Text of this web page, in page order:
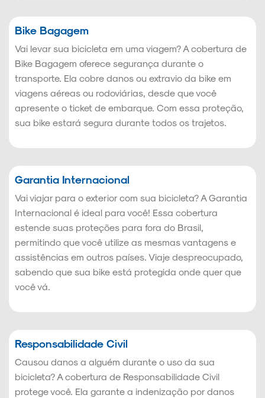
Bike Bagagem
Vai levar sua bicicleta em uma viagem? A cobertura de
Bike Bagagem oferece segurança durante o
transporte. Ela cobre danos ou extravio da bike em
viagens aéreas ou rodoviárias, desde que você
apresente o ticket de embarque. Com essa proteção,
sua bike estará segura durante todos os trajetos.
Garantia Internacional
Vai viajar para o exterior com sua bicicleta? A Garantia
Internacional é ideal para você! Essa cobertura
estende suas proteções para fora do Brasil,
permitindo que você utilize as mesmas vantagens e
assistências em outros países. Viaje despreocupado,
sabendo que sua bike está protegida onde quer que
você vá.
Responsabilidade Civil
Causou danos a alguém durante o uso da sua
bicicleta? A cobertura de Responsabilidade Civil
protege você. Ela garante a indenização por danos